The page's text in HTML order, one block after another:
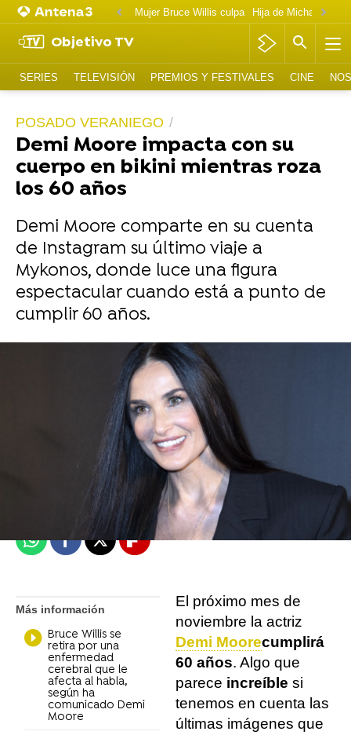
Mujer Bruce Willis culpa
Objetivo TV
SERIES TELEVISIÓN PREMIOS Y FESTIVALES CINE
POSADO VERANIEGO
Demi Moore impacta con su
cuerpo en bikini mientras roza
los 60 años
Demi Moore comparte en su cuenta
de Instagram su último viaje a
Mykonos, donde luce una figura
espectacular cuando está a punto de
cumplir 60 años.
Juan Carlos Aldarias
Madrid
Publicado: 30 de agosto de 2022, 15:35
WhatsappFacebook
X Flipboard
Más información
Bruce Willis se
retira por una
enfermedad
cerebral que le
afecta al habla,
según ha
comunicado Demi
Moore
El próximo mes de
noviembre la actriz
Demi Moorecumplirá
60 años. Algo que
parece increíble si
tenemos en cuenta las
últimas imágenes que